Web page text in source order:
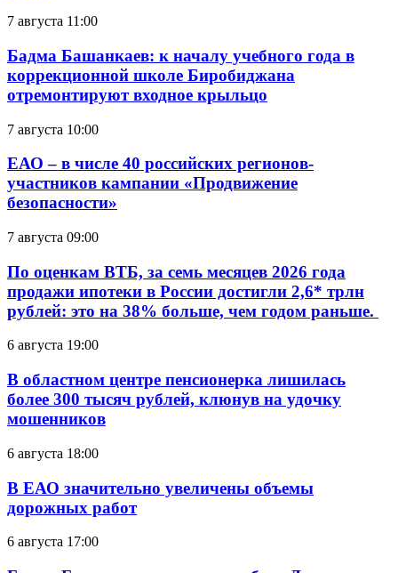
7 августа 11:00
Бадма Башанкаев: к началу учебного года в
коррекционной школе Биробиджана
отремонтируют входное крыльцо
7 августа 10:00
ЕАО – в числе 40 российских регионов-
участников кампании «Продвижение
безопасности»
7 августа 09:00
По оценкам ВТБ, за семь месяцев 2026 года
продажи ипотеки в России достигли 2,6* трлн
рублей: это на 38% больше, чем годом раньше.
6 августа 19:00
В областном центре пенсионерка лишилась
более 300 тысяч рублей, клюнув на удочку
мошенников
6 августа 18:00
В ЕАО значительно увеличены объемы
дорожных работ
6 августа 17:00